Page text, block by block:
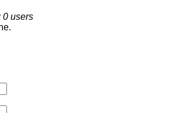
0 users